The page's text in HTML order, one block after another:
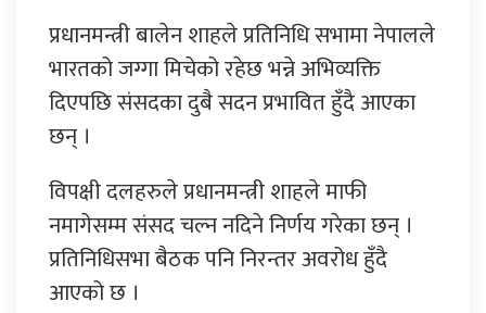
प्रधानमन्त्री बालेन शाहले प्रतिनिधि सभामा नेपालले
भारतको जग्गा मिचेको रहेछ भन्ने अभिव्यक्ति
दिएपछि संसदका दुबै सदन प्रभावित हुँदै आएका
छन् ।
विपक्षी दलहरुले प्रधानमन्त्री शाहले माफी
नमागेसम्म संसद चल्न नदिने निर्णय गरेका छन् ।
प्रतिनिधिसभा बैठक पनि निरन्तर अवरोध हुँदै
आएको छ ।